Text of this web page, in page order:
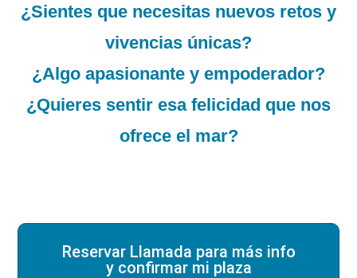
¿Sientes que necesitas nuevos retos y
vivencias únicas?
¿Algo apasionante y empoderador?
¿Quieres sentir esa felicidad que nos
ofrece el mar?
Reservar Llamada para más info
y confirmar mi plaza